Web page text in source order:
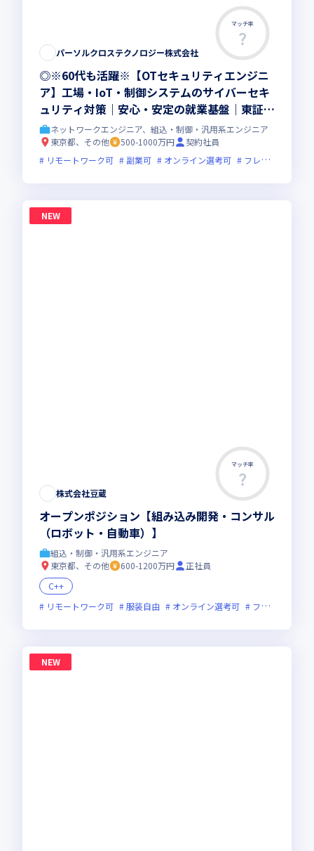
マッチ率
パーソルクロステクノロジー株式会社
◎※60代も活躍※【OTセキュリティエンジニ
ア】工場・IoT・制御システムのサイバーセキ
ュリティ対策｜安心・安定の就業基盤｜東証プ
ライム上場G
ネットワークエンジニア、組込・制御・汎用系エンジニア
東京都、その他
500-1000万円
契約社員
リモートワーク可
副業可 オンライン選考可 フレックス制度あり
NEW
マッチ率
株式会社豆蔵
オープンポジション【組み込み開発・コンサル
（ロボット・自動車）】
組込・制御・汎用系エンジニア
東京都、その他
600-1200万円
正社員
C++
リモートワーク可
服装自由 オンライン選考可 フレックス制度あり
NEW